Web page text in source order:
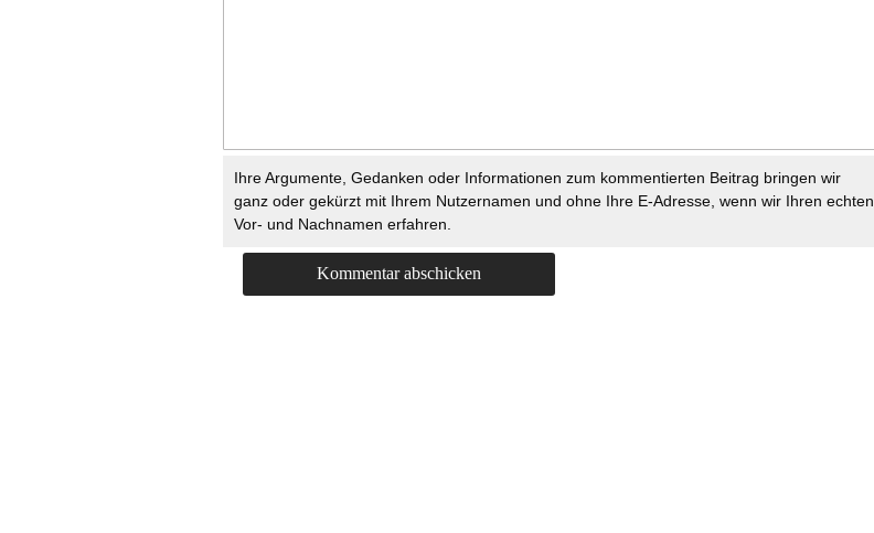
Ihre Argumente, Gedanken oder Informationen zum kommentierten Beitrag bringen wir
ganz oder gekürzt mit Ihrem Nutzernamen und ohne Ihre E-Adresse, wenn wir Ihren echten
Vor- und Nachnamen erfahren.